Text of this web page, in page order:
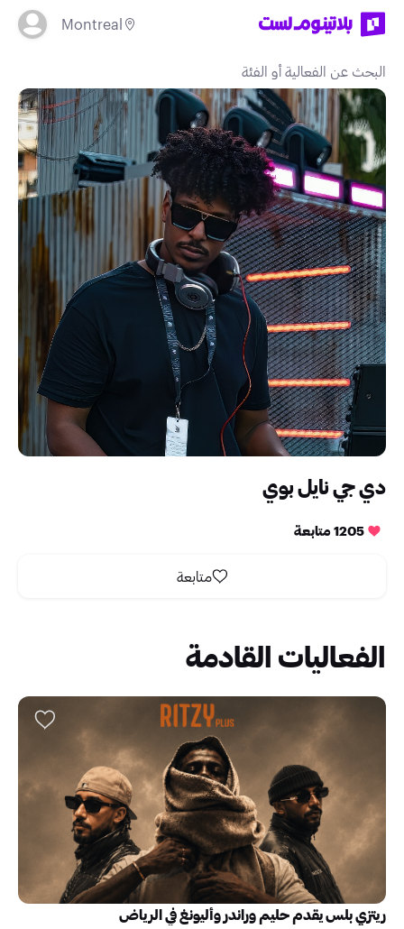
Montreal
دي جي نايل بوي
متابعة
الفعاليات القادمة
ريتزي بلس يقدم حليم وراندر وأليونغ في الرياض